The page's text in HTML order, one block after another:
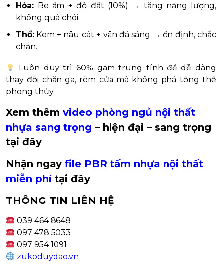
Hỏa: Be ấm + đỏ đất (10%) → tăng năng lượng,
không quá chói.
Thổ: Kem + nâu cát + vân đá sáng → ổn định, chắc
chắn.
Luôn duy trì 60% gam trung tính để dễ dàng
thay đổi chăn ga, rèm cửa mà không phá tổng thể
phong thủy.
Xem thêm video phòng ngủ nội thất
nhựa sang trọng – hiện đại – sang trọng
tại đây
Nhận ngay file PBR tấm nhựa nội thất
miễn phítại đây
THÔNG TIN LIÊN HỆ
039 464 8648
097 478 5033
097 954 1091
zukoduydao.vn